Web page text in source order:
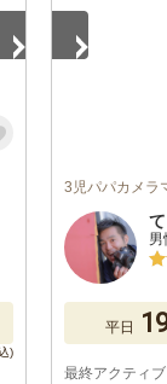
3児パパカメラ
平日
最終アクティ